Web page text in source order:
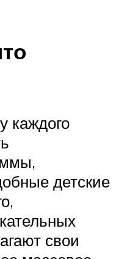
каждого
детские
свои